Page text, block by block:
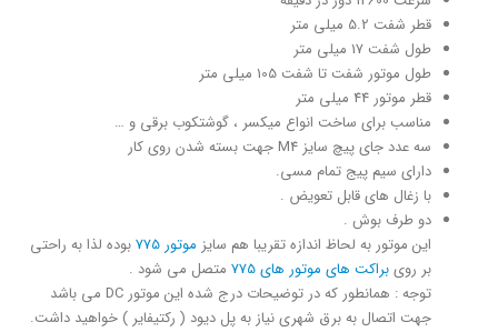
قطر شفت 5.2 میلی متر
طول شفت 17 میلی متر
طول موتور شفت تا شفت 105 میلی متر
قطر موتور 44 میلی متر
مناسب برای ساخت انواع میکسر ، گوشتکوب برقی و …
سه عدد جای پیچ سایز M4 جهت بسته شدن روی کار
دارای سیم پیج تمام مسی.
با زغال های قابل تعویض .
دو طرف بوش .
این موتور به لحاظ اندازه تقریبا هم سایز موتور 775
بوده لذا به راحتی
بر رویبراکت های موتور های 775
متصل می شود .
توجه : همانطور که در توضیحات درج شده این موتور DC می باشد
جهت اتصال به برق شهری نیاز به پل دیود ( رکتیفایر ) خواهید داشت.